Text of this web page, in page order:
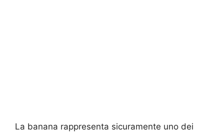
La banana rappresenta sicuramente uno dei